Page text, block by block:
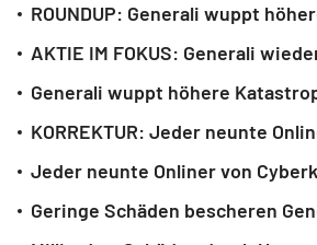
Generali wuppt höhere